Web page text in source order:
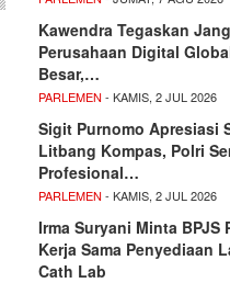
Kawendra Tegaskan
Perusahaan Digital
Besar,…
PARLEMEN - KAMIS, 2 JUL 2026
Sigit Purnomo Apresiasi
Litbang Kompas, Polri
Profesional…
PARLEMEN - KAMIS, 2 JUL 2026
Irma Suryani Minta BPJS
Kerja Sama Penyediaan
Cath Lab